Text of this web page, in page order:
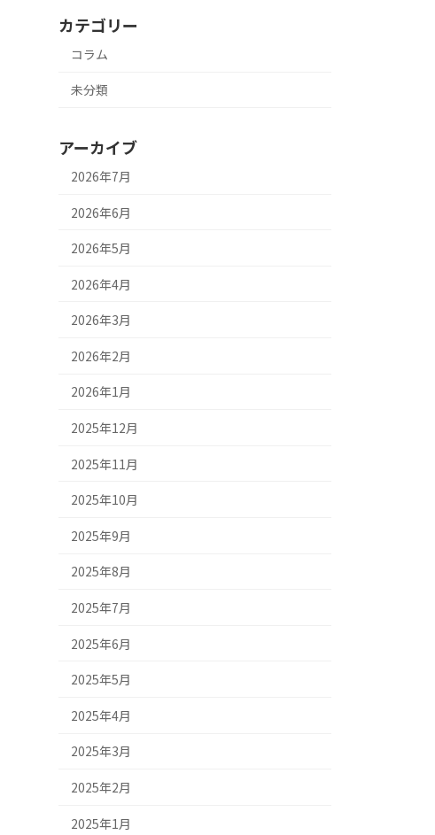
カテゴリー
コラム
未分類
アーカイブ
2026年7月
2026年6月
2026年5月
2026年4月
2026年3月
2026年2月
2026年1月
2025年12月
2025年11月
2025年10月
2025年9月
2025年8月
2025年7月
2025年6月
2025年5月
2025年4月
2025年3月
2025年2月
2025年1月